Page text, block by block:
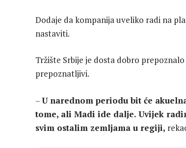
Dodaje da kompanija uveliko radi na
nastaviti.
Tržište Srbije je dosta dobro
prepoznatljivi.
–U narednom periodu bit će
tome, ali Madi ide dalje. Uvijek
svim ostalim zemljama u regiji,